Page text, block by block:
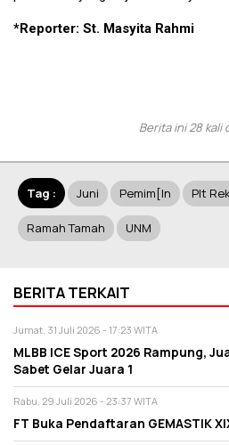
*Reporter: St. Masyita Rahmi
Berita ini 28 kali
Tag : Juni Pemim[in Plt
Ramah Tamah UNM
BERITA TERKAIT
Jumat, 31 Juli 2026 - 17:23 WITA
MLBB ICE Sport 2026 Rampung,
Sabet Gelar Juara 1
Rabu, 29 Juli 2026 - 23:37 WITA
FT Buka Pendaftaran GEMASTIK